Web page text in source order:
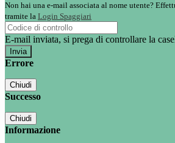
Non hai una e-mail associata al nome utente?
tramite la Login Spaggiari
E-mail inviata, si prega di controllare la
Errore
Chiudi
Successo
Chiudi
Informazione